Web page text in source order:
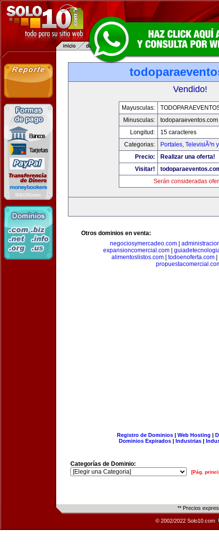
Vendido!
Mayusculas:
Minusculas:
todoparaeventos.com
Longitud:
15 caracteres
Categorias:
Portales, TelevisiÃ³n
Precio:
Realizar una oferta!
Visitar!
Serán consideradas
Otros dominios en venta:
negociosymercadeo.com|
expansioncomercial.com|
alimentoslistos.com| todoenoferta.com|
Registro de Dominios| Web Hosting |
Dominios Expirados | Industrias |
Categorías de Dominio:
[Pág.
** Precios
© 2002/2022 Solo10.com